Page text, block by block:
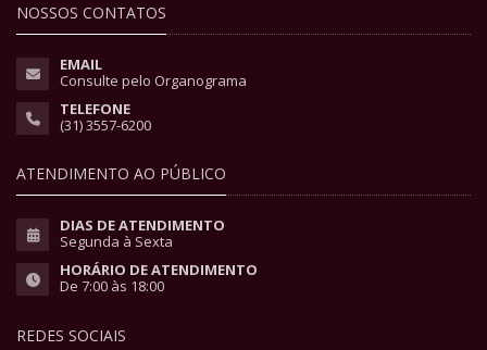
NOSSOS CONTATOS
EMAIL
Consulte pelo Organograma
TELEFONE
(31) 3557-6200
ATENDIMENTO AO PÚBLICO
DIAS DE ATENDIMENTO
Segunda à Sexta
HORÁRIO DE ATENDIMENTO
De 7:00 às 18:00
REDES SOCIAIS